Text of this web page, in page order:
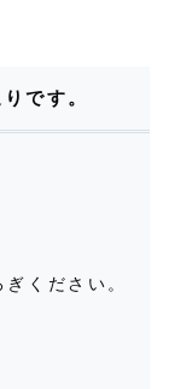
です。
ください。